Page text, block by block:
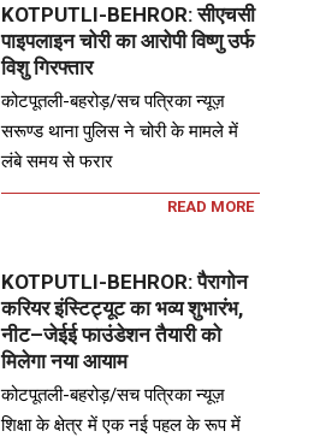
KOTPUTLI-BEHROR: सीएचसी
पाइपलाइन चोरी का आरोपी विष्णु उर्फ
विशु गिरफ्तार
कोटपूतली-बहरोड़/सच पत्रिका न्यूज़
सरूण्ड थाना पुलिस ने चोरी के मामले में
लंबे समय से फरार
READ MORE
KOTPUTLI-BEHROR: पैरागोन
करियर इंस्टिट्यूट का भव्य शुभारंभ,
नीट–जेईई फाउंडेशन तैयारी को
मिलेगा नया आयाम
कोटपूतली-बहरोड़/सच पत्रिका न्यूज़
शिक्षा के क्षेत्र में एक नई पहल के रूप में